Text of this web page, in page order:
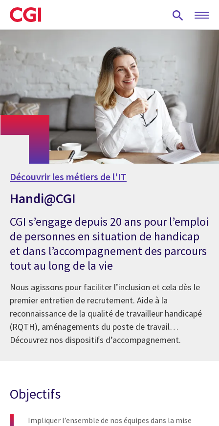
Skip
to
main
Découvrir les métiers de l'IT
Handi@CGI
CGI s’engage depuis 20 ans pour l’emploi
de personnes en situation de handicap
et dans l’accompagnement des parcours
tout au long de la vie
Nous agissons pour faciliter l’inclusion et cela dès le
premier entretien de recrutement. Aide à la
reconnaissance de la qualité de travailleur handicapé
(RQTH), aménagements du poste de travail…
Découvrez nos dispositifs d’accompagnement.
Objectifs
Impliquer l’ensemble de nos équipes dans la mise